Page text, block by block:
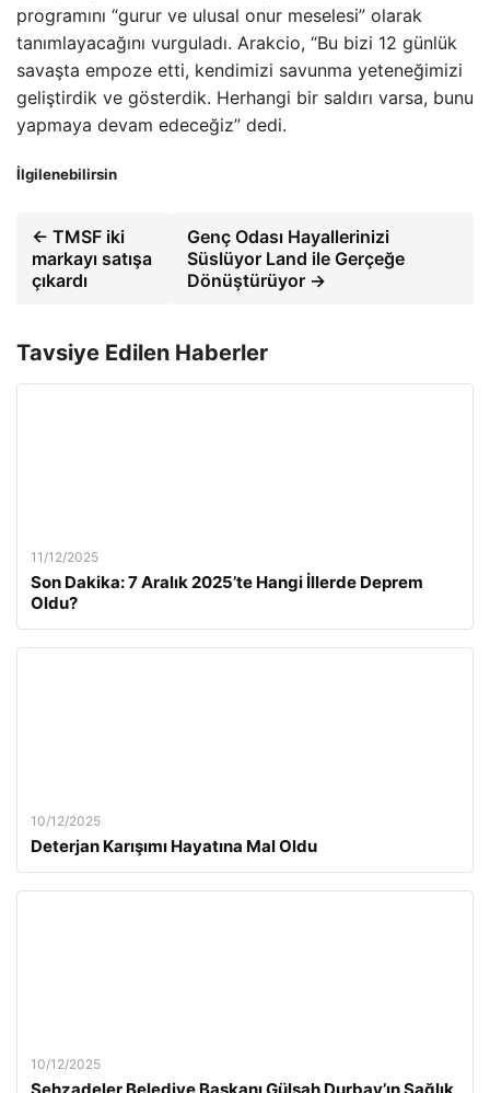
programını “gurur ve ulusal onur meselesi” olarak
tanımlayacağını vurguladı. Arakcio, “Bu bizi 12 günlük
savaşta empoze etti, kendimizi savunma yeteneğimizi
geliştirdik ve gösterdik. Herhangi bir saldırı varsa, bunu
yapmaya devam edeceğiz” dedi.
İlgilenebilirsin
← TMSF iki
markayı satışa
çıkardı
Genç Odası Hayallerinizi
Süslüyor Land ile Gerçeğe
Dönüştürüyor →
Tavsiye Edilen Haberler
11/12/2025
Son Dakika: 7 Aralık 2025’te Hangi İllerde Deprem
Oldu?
10/12/2025
Deterjan Karışımı Hayatına Mal Oldu
10/12/2025